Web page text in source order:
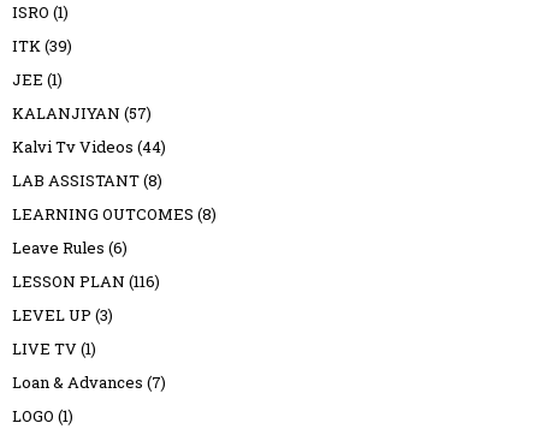
ISRO (1)
ITK(39)
JEE (1)
KALANJIYAN (57)
Kalvi Tv Videos (44)
LAB ASSISTANT(8)
LEARNING OUTCOMES (8)
Leave Rules (6)
LESSON PLAN (116)
LEVEL UP (3)
LIVE TV(1)
Loan & Advances (7)
LOGO (1)